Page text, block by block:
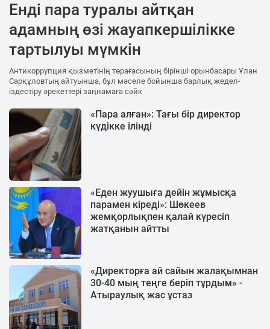
Енді пара туралы айтқан
адамның өзі жауапкершілікке
тартылуы мүмкін
Антикоррупция қызметінің төрағасының бірінші орынбасары Ұлан
Сарқұловтың айтуынша, бұл мәселе бойынша барлық жедел-
іздестіру әрекеттері заңнамаға сәйк
«Пара алған»: Тағы бір директор
күдікке ілінді
«Еден жуушыға дейін жұмысқа
парамен кіреді»: Шөкеев
жемқорлықпен қалай күресіп
жатқанын айтты
«Директорға ай сайын жалақымнан
30-40 мың теңге беріп тұрдым» -
Атыраулық жас ұстаз